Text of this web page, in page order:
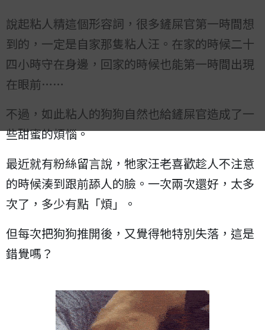
說起粘人精這個形容詞，很多鏟屎官第一時間想
到的，一定是自家那隻粘人汪。在家的時候二十
四小時守在身邊，回家的時候也能第一時間出現
在眼前……
不過，如此粘人的狗狗自然也給鏟屎官造成了一
些甜蜜的煩惱。
最近就有粉絲留言說，牠家汪老喜歡趁人不注意
的時候湊到跟前舔人的臉。一次兩次還好，太多
次了，多少有點「煩」。
但每次把狗狗推開後，又覺得牠特別失落，這是
錯覺嗎？